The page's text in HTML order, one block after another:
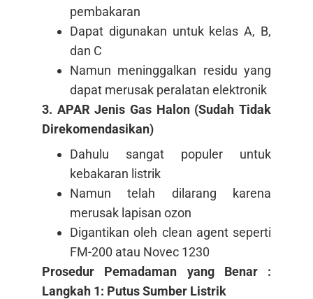
pembakaran
Dapat digunakan untuk kelas A, B,
dan C
Namun meninggalkan residu yang
dapat merusak peralatan elektronik
3. APAR Jenis Gas Halon (Sudah Tidak
Direkomendasikan)
Dahulu sangat populer untuk
kebakaran listrik
Namun telah dilarang karena
merusak lapisan ozon
Digantikan oleh clean agent seperti
FM-200 atau Novec 1230
Prosedur Pemadaman yang Benar :
Langkah 1: Putus Sumber Listrik